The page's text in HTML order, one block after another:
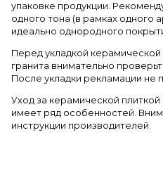
упаковке продукции.
одного тона (в рамках одного
идеально однородного
Перед укладкой керамической
гранита внимательно
После укладки рекламации не
Уход за керамической
имеет ряд особенностей.
инструкции производителей.